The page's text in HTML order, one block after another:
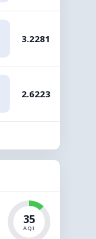
3.2281
2.6223
35
AQI